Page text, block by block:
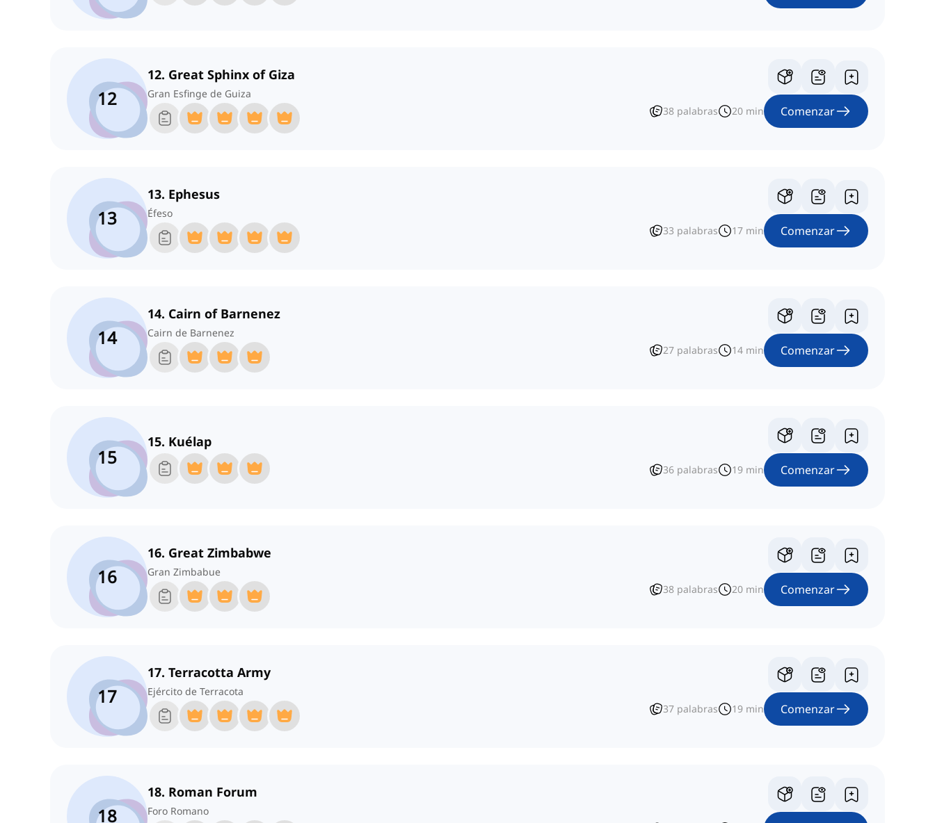
12
12. Great Sphinx of Giza
Gran Esfinge de Guiza
38 palabras 20 min Comenzar
13
13. Ephesus
Éfeso
33 palabras 17 min Comenzar
14
14. Cairn of Barnenez
Cairn de Barnenez
27 palabras 14 min Comenzar
15
15. Kuélap
36 palabras 19 min Comenzar
16
16. Great Zimbabwe
Gran Zimbabue
38 palabras 20 min Comenzar
17
17. Terracotta Army
Ejército de Terracota
37 palabras 19 min Comenzar
18
18. Roman Forum
Foro Romano